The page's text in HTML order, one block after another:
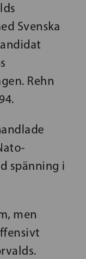
Svenska
Rehn
spänning i
men